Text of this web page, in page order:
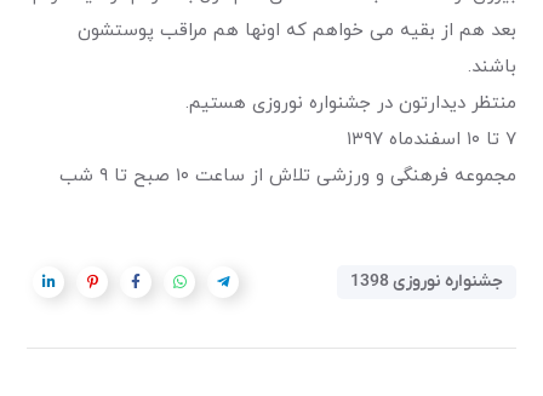
بعد هم از بقیه می خواهم که اونها هم مراقب پوستشون
باشند.
منتظر دیدارتون در جشنواره نوروزی هستیم.
۷ تا ۱۰ اسفندماه ۱۳۹۷
مجموعه فرهنگی و ورزشی تلاش از ساعت ۱۰ صبح تا ۹ شب
جشنواره نوروزی 1398